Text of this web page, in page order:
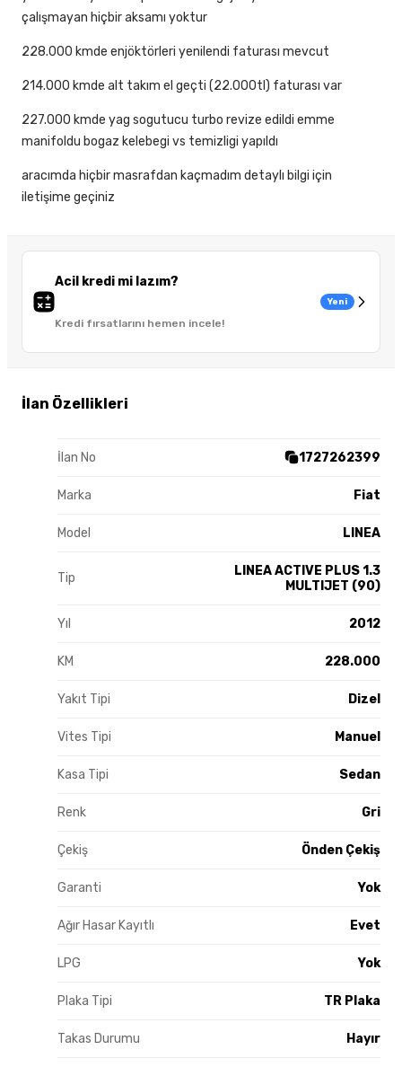
Acil kredi mi lazım?
Kredi fırsatlarını hemen incele!
Yeni
İlan Özellikleri
İlan No 1727262399
Marka Fiat
Model LINEA
Tip
LINEA ACTIVE PLUS 1.3
MULTIJET (90)
Yıl 2012
KM 228.000
Yakıt Tipi Dizel
Vites Tipi Manuel
Kasa Tipi Sedan
Renk Gri
Çekiş Önden Çekiş
Garanti Yok
Ağır Hasar Kayıtlı Evet
LPG Yok
Plaka Tipi TR Plaka
Takas Durumu Hayır
çalışmayan hiçbir aksamı yoktur
228.000 kmde enjöktörleri yenilendi faturası mevcut
214.000 kmde alt takım el geçti (22.000tl) faturası var
227.000 kmde yag sogutucu turbo revize edildi emme
manifoldu bogaz kelebegi vs temizligi yapıldı
aracımda hiçbir masrafdan kaçmadım detaylı bilgi için
iletişime geçiniz